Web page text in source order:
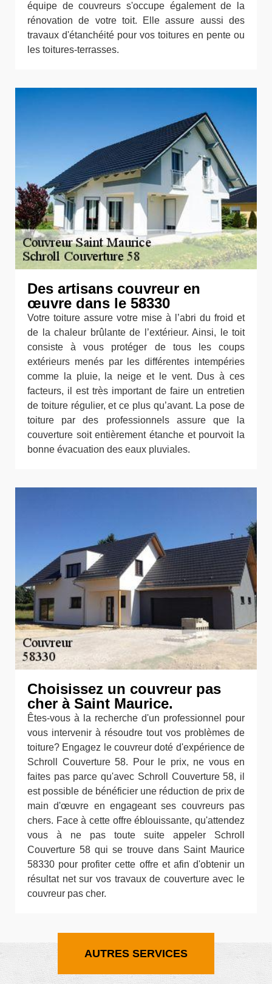
équipe de couvreurs s'occupe également de la
rénovation de votre toit. Elle assure aussi des
travaux d'étanchéité pour vos toitures en pente ou
les toitures-terrasses.
Des artisans couvreur en
œuvre dans le 58330
Votre toiture assure votre mise à l’abri du froid et
de la chaleur brûlante de l’extérieur. Ainsi, le toit
consiste à vous protéger de tous les coups
extérieurs menés par les différentes intempéries
comme la pluie, la neige et le vent. Dus à ces
facteurs, il est très important de faire un entretien
de toiture régulier, et ce plus qu’avant. La pose de
toiture par des professionnels assure que la
couverture soit entièrement étanche et pourvoit la
bonne évacuation des eaux pluviales.
Choisissez un couvreur pas
cher à Saint Maurice.
Êtes-vous à la recherche d'un professionnel pour
vous intervenir à résoudre tout vos problèmes de
toiture? Engagez le couvreur doté d'expérience de
Schroll Couverture 58. Pour le prix, ne vous en
faites pas parce qu'avec Schroll Couverture 58, il
est possible de bénéficier une réduction de prix de
main d'œuvre en engageant ses couvreurs pas
chers. Face à cette offre éblouissante, qu'attendez
vous à ne pas toute suite appeler Schroll
Couverture 58 qui se trouve dans Saint Maurice
58330 pour profiter cette offre et afin d'obtenir un
résultat net sur vos travaux de couverture avec le
couvreur pas cher.
AUTRES SERVICES